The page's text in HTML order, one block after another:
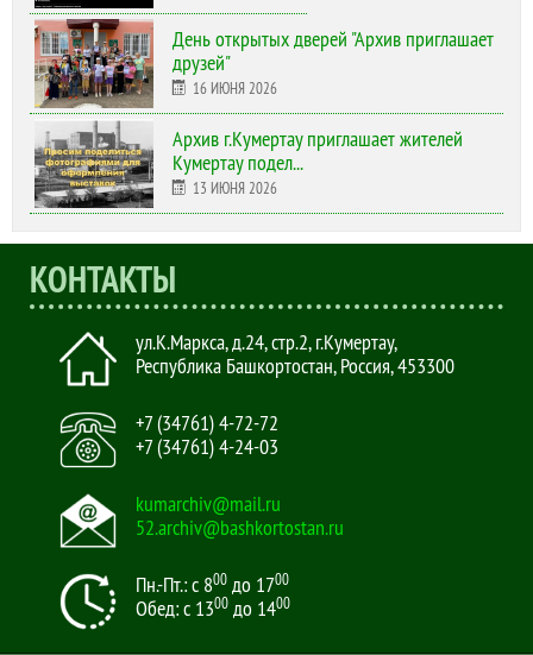
День открытых дверей "Архив приглашает
друзей"
16 ИЮНЯ 2026
Архив г.Кумертау приглашает жителей
Кумертау подел...
13 ИЮНЯ 2026
КОНТАКТЫ
ул.К.Маркса, д.24, стр.2,г.Кумертау,
Республика Башкортостан, Россия,453300
+7 (34761) 4-72-72
+7 (34761) 4-24-03
kumarchiv@mail.ru
52.archiv@bashkortostan.ru
Пн.-Пт.: с 800 до 1700
Обед: с 1300 до 1400